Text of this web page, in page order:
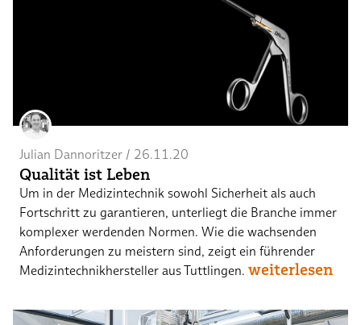
Julian Dannoritzer / 26.11.20
Qualität ist Leben
Um in der Medizintechnik sowohl Sicherheit als auch
Fortschritt zu garantieren, unterliegt die Branche immer
komplexer werdenden Normen. Wie die wachsenden
Anforderungen zu meistern sind, zeigt ein führender
Medizintechnikhersteller aus Tuttlingen. weiterlesen